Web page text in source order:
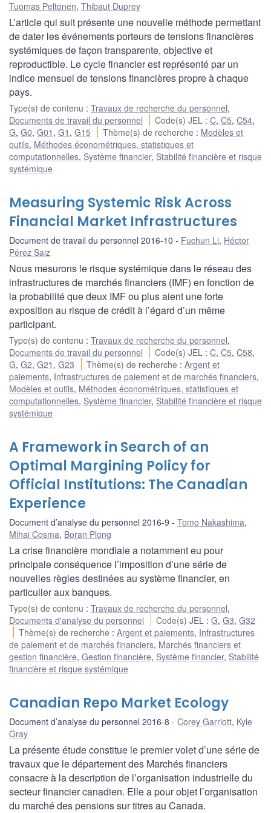
Tuomas Peltonen, Thibaut Duprey
L’article qui suit présente une nouvelle méthode permettant
de dater les événements porteurs de tensions financières
systémiques de façon transparente, objective et
reproductible. Le cycle financier est représenté par un
indice mensuel de tensions financières propre à chaque
pays.
Type(s) de contenu : Travaux de recherche du personnel,
Documents de travail du personnel
Code(s) JEL :C,C5,C54,
G, G0, G01 , G1 , G15 Thème(s) de recherche : Modèles et
outils, Méthodes économétriques, statistiques et
computationnelles, Système financier, Stabilité financière et risque
systémique
Measuring Systemic Risk Across
Financial Market Infrastructures
Document de travail du personnel 2016-10 Fuchun Li, Héctor
Pérez Saiz
Nous mesurons le risque systémique dans le réseau des
infrastructures de marchés financiers (IMF) en fonction de
la probabilité que deux IMF ou plus aient une forte
exposition au risque de crédit à l’égard d’un même
participant.
Type(s) de contenu : Travaux de recherche du personnel,
Documents de travail du personnel
Code(s) JEL :C,C5,C58,
G, G2, G21 , G23 Thème(s) de recherche :Argent et
paiements, Infrastructures de paiement et de marchés financiers,
Modèles et outils, Méthodes économétriques, statistiques et
computationnelles, Système financier, Stabilité financière et risque
systémique
A Framework in Search of an
Optimal Margining Policy for
Official Institutions: The Canadian
Experience
Document d’analyse du personnel 2016-9 Tomo Nakashima,
Mihai Cosma, Boran Plong
La crise financière mondiale a notamment eu pour
principale conséquence l’imposition d’une série de
nouvelles règles destinées au système financier, en
particulier aux banques.
Type(s) de contenu : Travaux de recherche du personnel,
Documents d'analyse du personnel
Code(s) JEL :G,G3,G32
Thème(s) de recherche :Argent et paiements, Infrastructures
de paiement et de marchés financiers, Marchés financiers et
gestion financière, Gestion financière, Système financier, Stabilité
financière et risque systémique
Canadian Repo Market Ecology
Document d’analyse du personnel 2016-8 Corey Garriott, Kyle
Gray
La présente étude constitue le premier volet d’une série de
travaux que le département des Marchés financiers
consacre à la description de l’organisation industrielle du
secteur financier canadien. Elle a pour objet l’organisation
du marché des pensions sur titres au Canada.